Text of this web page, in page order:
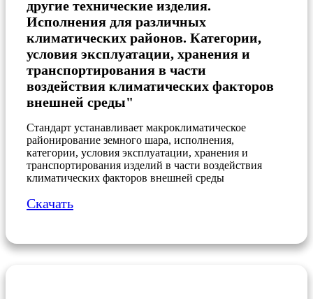
другие технические изделия.
Исполнения для различных
климатических районов. Категории,
условия эксплуатации, хранения и
транспортирования в части
воздействия климатических факторов
внешней среды"
Стандарт устанавливает макроклиматическое
районирование земного шара, исполнения,
категории, условия эксплуатации, хранения и
транспортирования изделий в части воздействия
климатических факторов внешней среды
Скачать